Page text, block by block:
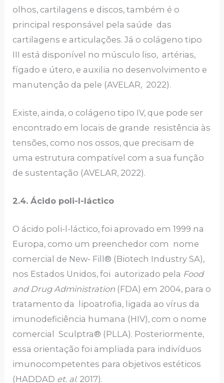
olhos, cartilagens e discos, também é o
principal responsável pela saúde das
cartilagens e articulações. Já o colágeno tipo
III está disponível no músculo liso, artérias,
fígado e útero, e auxilia no desenvolvimento e
manutenção da pele (AVELAR, 2022).
Existe, ainda, o colágeno tipo IV, que pode ser
encontrado em locais de grande resistência às
tensões, como nos ossos, que precisam de
uma estrutura compatível com a sua função
de sustentação (AVELAR, 2022).
2.4. Ácido poli-l-láctico
O ácido poli-l-láctico, foi aprovado em 1999 na
Europa, como um preenchedor com nome
comercial de New- Fill® (Biotech Industry SA),
nos Estados Unidos, foi autorizado pela Food
and Drug Administration (FDA) em 2004, para o
tratamento da lipoatrofia, ligada ao vírus da
imunodeficiência humana (HIV), com o nome
comercial Sculptra® (PLLA). Posteriormente,
essa orientação foi ampliada para indivíduos
imunocompetentes para objetivos estéticos
(HADDAD et. al. 2017).